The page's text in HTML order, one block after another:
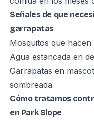
Señales de que
garrapatas
Mosquitos que
Agua estancada en
Garrapatas en
sombreada
Cómo tratamos
en Park Slope